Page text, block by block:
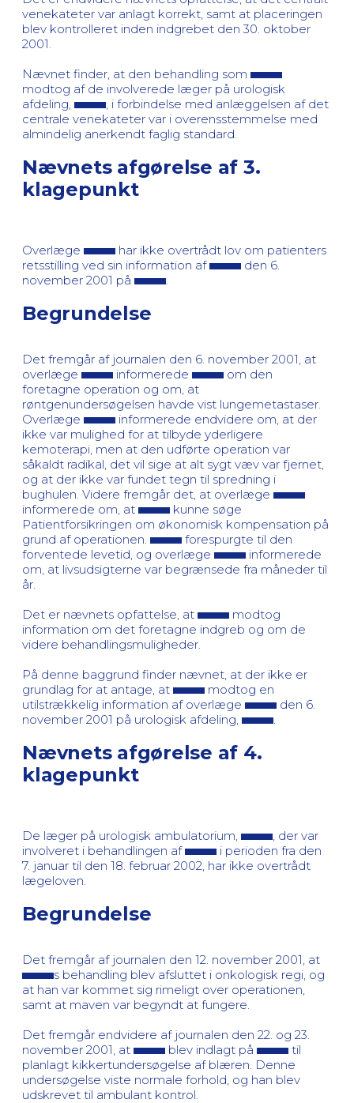
venekateter var anlagt korrekt, samt at placeringen
blev kontrolleret inden indgrebet den 30. oktober
2001.
Nævnet finder, at den behandling som
modtog af de involverede læger på urologisk
afdeling,
, i forbindelse med anlæggelsen af det
centrale venekateter var i overensstemmelse med
almindelig anerkendt faglig standard.
Nævnets afgørelse af 3.
klagepunkt
Overlæge
har ikke overtrådt lov om patienters
retsstilling ved sin information af
den 6.
november 2001 på
Begrundelse
Det fremgår af journalen den 6. november 2001, at
overlæge
informerede
om den
foretagne operation og om, at
røntgenundersøgelsen havde vist lungemetastaser.
Overlæge
informerede endvidere om, at der
ikke var mulighed for at tilbyde yderligere
kemoterapi, men at den udførte operation var
såkaldt radikal, det vil sige at alt sygt væv var fjernet,
og at der ikke var fundet tegn til spredning i
bughulen. Videre fremgår det, at overlæge
informerede om, at
kunne søge
Patientforsikringen om økonomisk kompensation på
grund af operationen.
forespurgte til den
forventede levetid, og overlæge
informerede
om, at livsudsigterne var begrænsede fra måneder til
år.
Det er nævnets opfattelse, at
modtog
information om det foretagne indgreb og om de
videre behandlingsmuligheder.
På denne baggrund finder nævnet, at der ikke er
grundlag for at antage, at
modtog en
utilstrækkelig information af overlæge
den 6.
november 2001 på urologisk afdeling,
Nævnets afgørelse af 4.
klagepunkt
De læger på urologisk ambulatorium,
, der var
involveret i behandlingen af
i perioden fra den
7. januar til den 18. februar 2002, har ikke overtrådt
lægeloven.
Begrundelse
Det fremgår af journalen den 12. november 2001, at
s behandling blev afsluttet i onkologisk regi, og
at han var kommet sig rimeligt over operationen,
samt at maven var begyndt at fungere.
Det fremgår endvidere af journalen den 22. og 23.
november 2001, at
blev indlagt på
til
planlagt kikkertundersøgelse af blæren. Denne
undersøgelse viste normale forhold, og han blev
udskrevet til ambulant kontrol.